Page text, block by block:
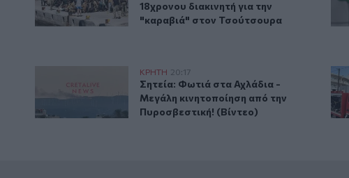
18χρονου διακινητή για την
"καραβιά" στον Τσούτσουρα
Αμερικής: Δημιουργεί το πρώτο Κληροδότημά του!
Βενιζέλος» - Παράρτημα Αμερικής: Δημιουργεί το πρώτο
Σητεία: Φωτιά στα Αχλάδια - Μεγάλη κινητοποίηση από
ΚΡΗΤΗ 20:17
Σητεία: Φωτιά στα Αχλάδια - Μεγάλη
Σητεία: Φωτιά στα Αχλάδια -
Μεγάλη κινητοποίηση από την
Πυροσβεστική! (Βίντεο)